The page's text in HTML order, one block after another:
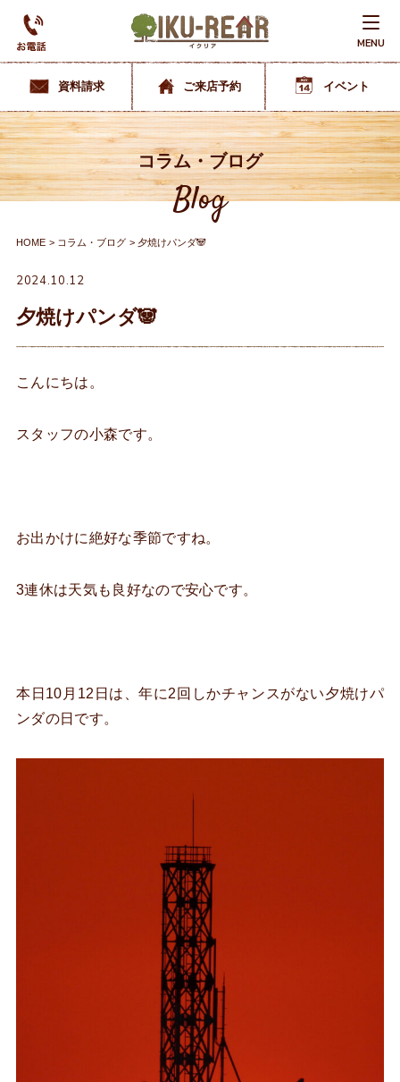
MENU
資料請求 ご来店予約 イベント
コラム・ブログ
Blog
HOME コラム・ブログ 夕焼けパンダ🐼
2024.10.12
夕焼けパンダ🐼
こんにちは。
スタッフの小森です。
お出かけに絶好な季節ですね。
3連休は天気も良好なので安心です。
本日10月12日は、年に2回しかチャンスがない夕焼けパ
ンダの日です。